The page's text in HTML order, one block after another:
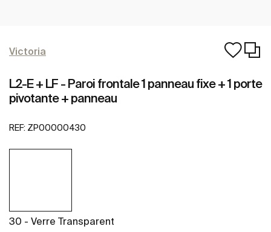
Victoria
L2-E + LF - Paroi frontale 1 panneau fixe + 1 porte
pivotante + panneau
REF: ZP00000430
30 - Verre Transparent